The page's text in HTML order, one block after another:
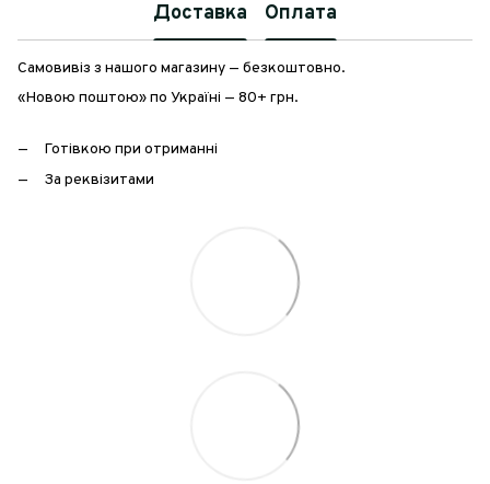
Доставка Оплата
Самовивіз з нашого магазину — безкоштовно.
«Новою поштою» по Україні — 80+ грн.
Готівкою при отриманні
За реквізитами